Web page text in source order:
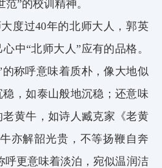
”的校训精神。
度过40年的北师大人，郭英
中“北师大人”应有的品格。
称呼意味着质朴，像大地似
，如泰山般地沉稳；还意味
黄牛，如诗人臧克家《老黄
亦解韶光贵，不等扬鞭自奔
呼更意味着淡泊，宛似温润洁